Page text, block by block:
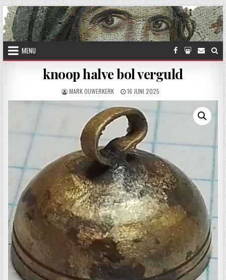
Skip to content
MENU
knoop halve bol verguld
AUTHOR:
MARK OUWERKERK PUBLISHED DATE:
16 JUNI 2025